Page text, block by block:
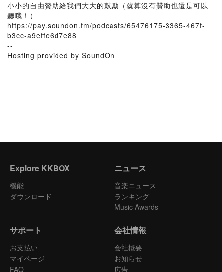
小小的自由贊助給我們大大的鼓勵（就算沒有贊助也還是可以
聽哦！）
https://pay.soundon.fm/podcasts/65476175-3365-467f-
b3cc-a9effe6d7e88
--
Hosting provided by SoundOn
Explore KKBOX
機能
ダウンロード
ニュース
音楽ニュース
ランキング
Music Awards
サポート
お支払い
マイページ
FAQ
会社情報
会社概要
お知らせ
広告